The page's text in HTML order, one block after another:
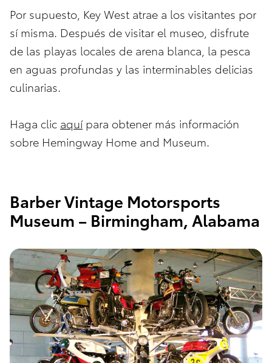
Por supuesto, Key West atrae a los visitantes por
sí misma. Después de visitar el museo, disfrute
de las playas locales de arena blanca, la pesca
en aguas profundas y las interminables delicias
culinarias.
Haga clic aquípara obtener más información
sobre Hemingway Home and Museum.
Barber Vintage Motorsports
Museum – Birmingham, Alabama